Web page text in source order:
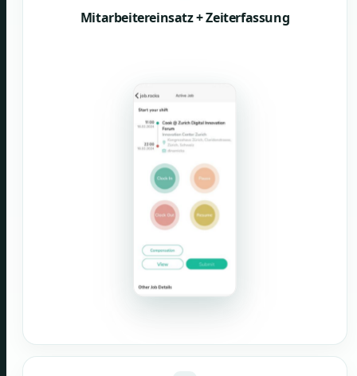
Mitarbeitereinsatz + Zeiterfassung